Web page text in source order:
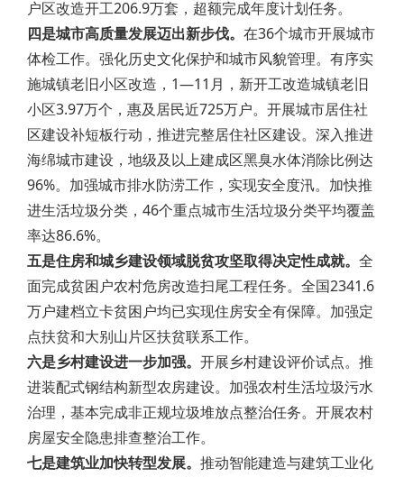
户区改造开工206.9万套，超额完成年度计划任务。
四是城市高质量发展迈出新步伐。 在36个城市开展城市
体检工作。强化历史文化保护和城市风貌管理。有序实
施城镇老旧小区改造，1—11月，新开工改造城镇老旧
小区3.97万个，惠及居民近725万户。开展城市居住社
区建设补短板行动，推进完整居住社区建设。深入推进
海绵城市建设，地级及以上建成区黑臭水体消除比例达
96%。加强城市排水防涝工作，实现安全度汛。加快推
进生活垃圾分类，46个重点城市生活垃圾分类平均覆盖
率达86.6%。
五是住房和城乡建设领域脱贫攻坚取得决定性成就。 全
面完成贫困户农村危房改造扫尾工程任务。全国2341.6
万户建档立卡贫困户均已实现住房安全有保障。加强定
点扶贫和大别山片区扶贫联系工作。
六是乡村建设进一步加强。 开展乡村建设评价试点。推
进装配式钢结构新型农房建设。加强农村生活垃圾污水
治理，基本完成非正规垃圾堆放点整治任务。开展农村
房屋安全隐患排查整治工作。
七是建筑业加快转型发展。 推动智能建造与建筑工业化